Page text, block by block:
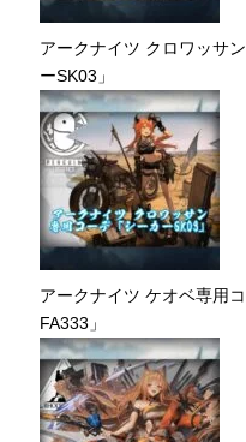
アークナイツ クロワッサ
ーSK03」
アークナイツ ケオベ専用
FA333」